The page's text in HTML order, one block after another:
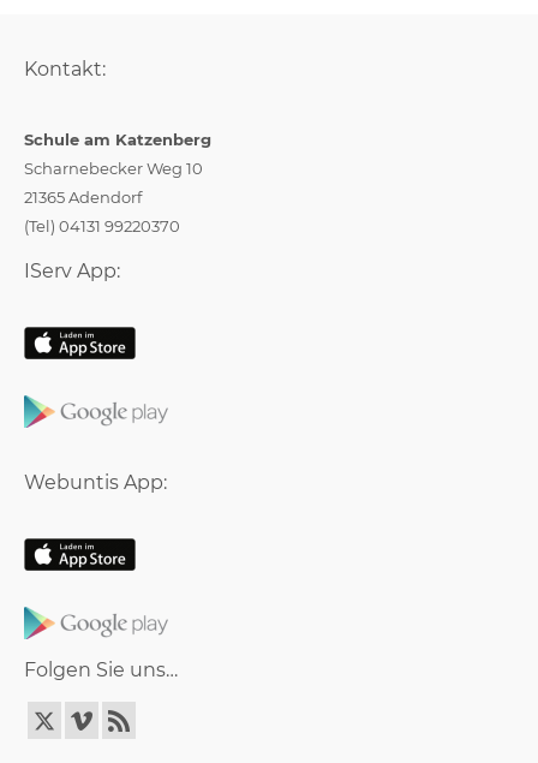
Kontakt:
Schule am Katzenberg
Scharnebecker Weg 10
21365 Adendorf
(Tel) 04131 99220370
IServ App:
Webuntis App:
Folgen Sie uns…